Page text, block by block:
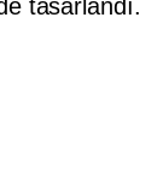
tasarlandı.